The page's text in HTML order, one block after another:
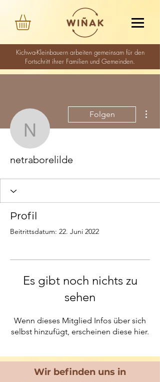
Kichwa-Kleinbauern arbeiten gemeinsam für den
Fortschritt ihrer Familien und Gemeinden.
netraborelilde
Folgen
netraborelilde
Profil
Beitrittsdatum: 22. Juni 2022
Es gibt noch nichts zu
sehen
Wenn dieses Mitglied Infos über sich
selbst hinzufügt, erscheinen diese hier.
Wir befinden uns in